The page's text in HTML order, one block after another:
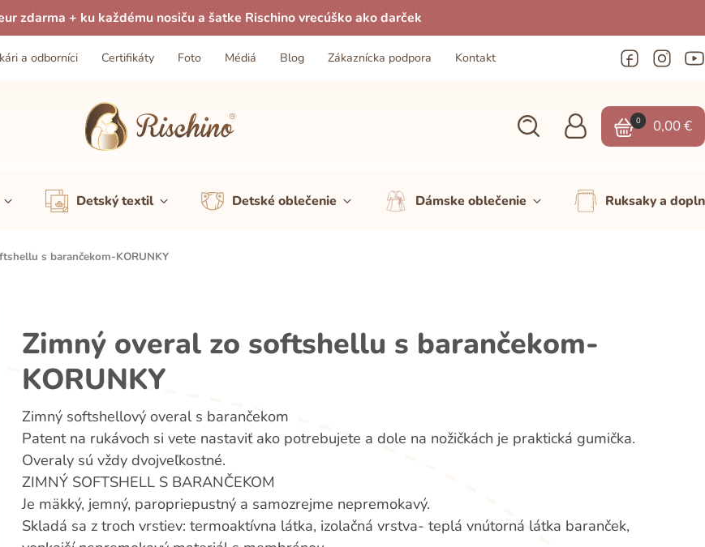
zdarma + ku každému nosiču a šatke Rischino vrecúško ako darček
a odborníci Certifikáty Foto Médiá Blog Zákaznícka podpora Kontakt
0 0,00€
Detský textil Detské oblečenie Dámske oblečenie Ruksaky a
s barančekom-KORUNKY
Zimný overal zo softshellu s barančekom-
KORUNKY
Zimný softshellový overal s barančekom
Patent na rukávoch si vete nastaviť ako potrebujete a dole na nožičkách je praktická gumička.
Overaly sú vždy dvojveľkostné.
ZIMNÝ SOFTSHELL S BARANČEKOM
Je mäkký, jemný, paropriepustný a samozrejme nepremokavý.
Skladá sa z troch vrstiev: termoaktívna látka, izolačná vrstva- teplá vnútorná látka baranček,